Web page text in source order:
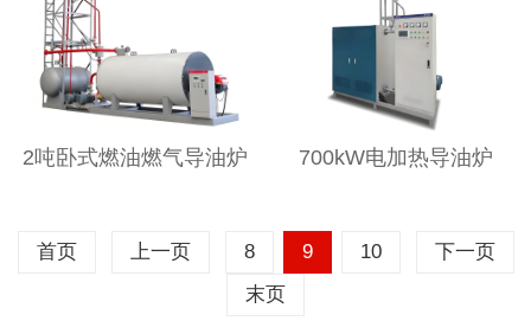
2吨卧式燃油燃气导油炉 700kW电加热导油炉
首页 上一页 8 9 10
下一页
末页